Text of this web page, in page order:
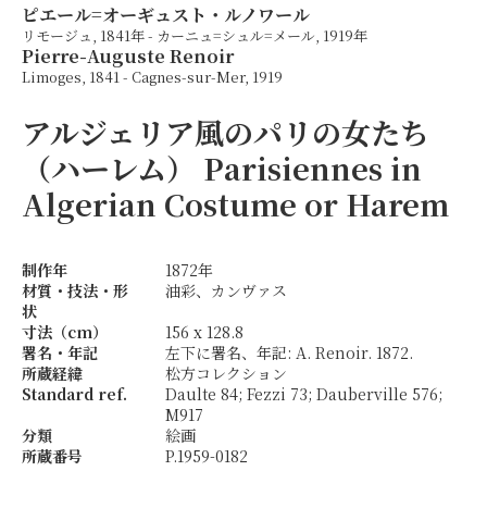
ピエール=オーギュスト・ルノワール
リモージュ, 1841年 - カーニュ=シュル=メール, 1919年
Pierre-Auguste Renoir
Limoges, 1841 - Cagnes-sur-Mer, 1919
アルジェリア風のパリの女たち
（ハーレム） Parisiennes in
Algerian Costume or Harem
制作年
1872年
材質・技法・形
状
油彩、カンヴァス
寸法（cm）
156 x 128.8
署名・年記
左下に署名、年記: A. Renoir. 1872.
所蔵経緯
松方コレクション
Standard ref.
Daulte 84; Fezzi 73; Dauberville 576;
M917
分類
絵画
所蔵番号
P.1959-0182